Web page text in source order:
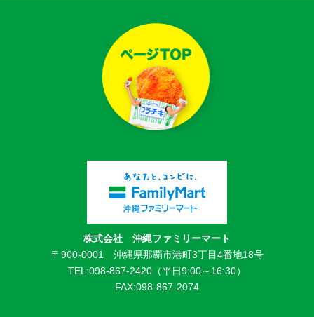
株式会社 沖縄ファミリーマート
〒900-0001 沖縄県那覇市港町3丁目4番地18号
TEL:098-867-2420（平日9:00～16:30）
FAX:098-867-2074